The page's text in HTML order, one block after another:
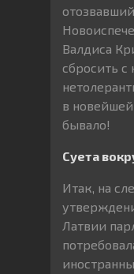
Валдиса
сбросить с
в
бывало!
Суета
Итак, на
Латвии